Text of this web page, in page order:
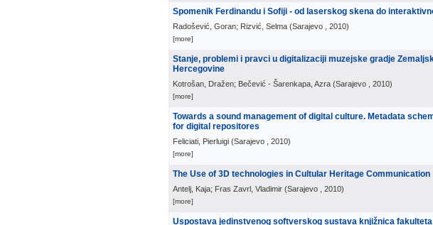
Spomenik Ferdinandu i Sofiji - od laserskog skena do
Radošević, Goran; Rizvić, Selma (Sarajevo , 2010)
[more]
Stanje, problemi i pravci u digitalizaciji muzejske gradje
Hercegovine
Kotrošan, Dražen; Bečević - Šarenkapa, Azra (Sarajevo , 2010)
[more]
Towards a sound management of digital culture. Metadata
for digital repositores
Feliciati, Pierluigi (Sarajevo , 2010)
[more]
The Use of 3D technologies in Cultular Heritage Communication
Antelj, Kaja; Fras Zavrl, Vladimir (Sarajevo , 2010)
[more]
Uspostava jedinstvenog softverskog sustava knjižnica